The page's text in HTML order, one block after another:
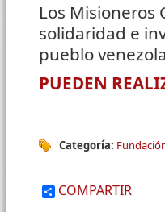
Los Misioneros
solidaridad e
pueblo
PUEDEN
Categoría:
COMPARTIR